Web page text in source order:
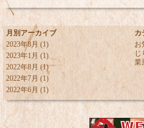
月別アーカイブ
2023年8月 (1)
2023年1月 (1)
2022年8月 (1)
2022年7月 (1)
2022年6月 (1)
カ
お
じ
業